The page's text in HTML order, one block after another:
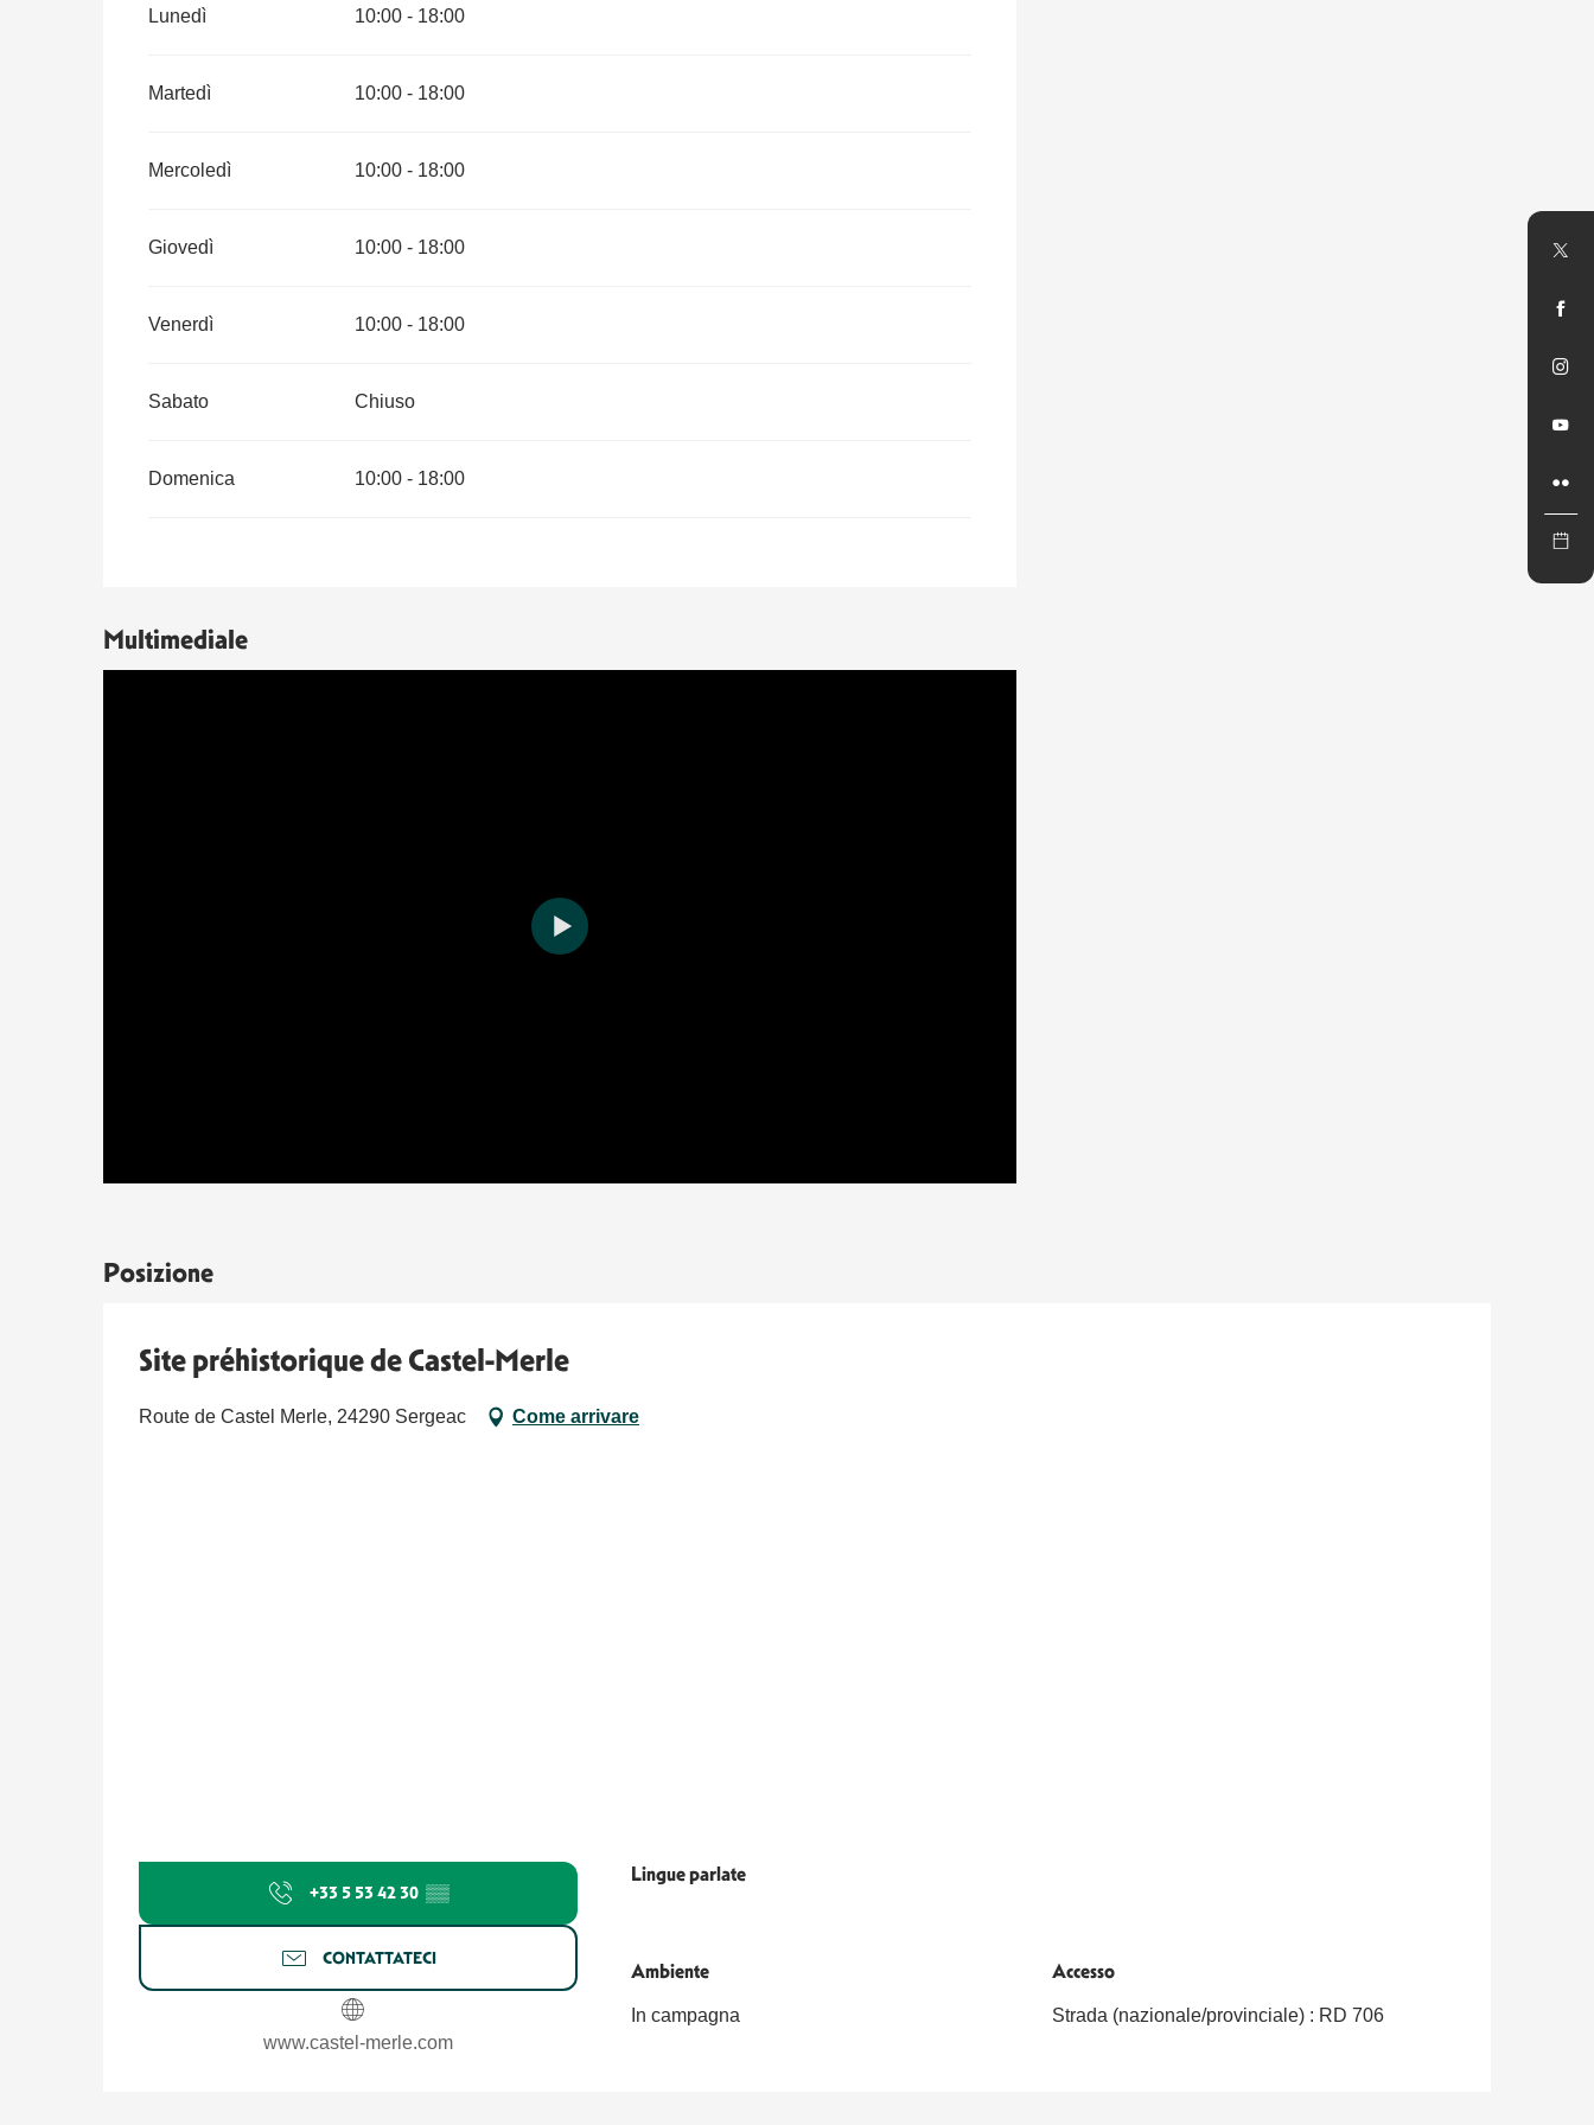
Lunedì 10:00 - 18:00
Martedì 10:00 - 18:00
Mercoledì 10:00 - 18:00
Giovedì 10:00 - 18:00
Venerdì 10:00 - 18:00
Sabato Chiuso
Domenica 10:00 - 18:00
Multimediale
Posizione
Site préhistorique de Castel-Merle
Route de Castel Merle, 24290 Sergeac Come arrivare
+33 5 53 42 30 ▒▒
CONTATTATECI
www.castel-merle.com
Lingue parlate
Lingue parlate
Ambiente
Ambiente
In campagna
Accesso
Accesso
Strada (nazionale/provinciale) : RD 706